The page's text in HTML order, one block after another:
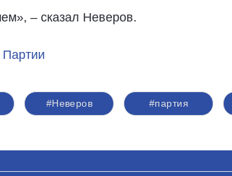
– сказал Неверов.
#Неверов #партия